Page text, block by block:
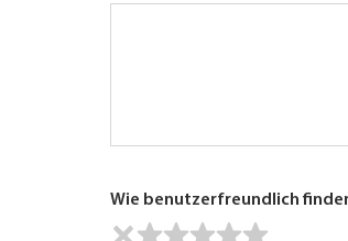
Wie benutzerfreundlich